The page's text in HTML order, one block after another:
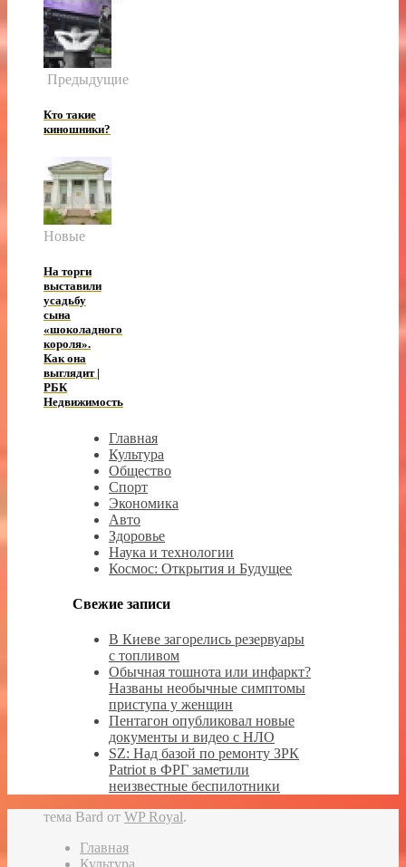
Предыдущие
Кто такие
киношники?
Новые
На торги
выставили
усадьбу
сына
«шоколадного
короля».
Как она
выглядит |
РБК
Недвижимость
Главная
Культура
Общество
Спорт
Экономика
Авто
Здоровье
Наука и технологии
Космос: Открытия и Будущее
Свежие записи
В Киеве загорелись резервуары
с топливом
Обычная тошнота или инфаркт?
Названы необычные симптомы
приступа у женщин
Пентагон опубликовал новые
документы и видео с НЛО
SZ: Над базой по ремонту ЗРК
Patriot в ФРГ заметили
неизвестные беспилотники
тема Bard от WP Royal.
Главная
Культура